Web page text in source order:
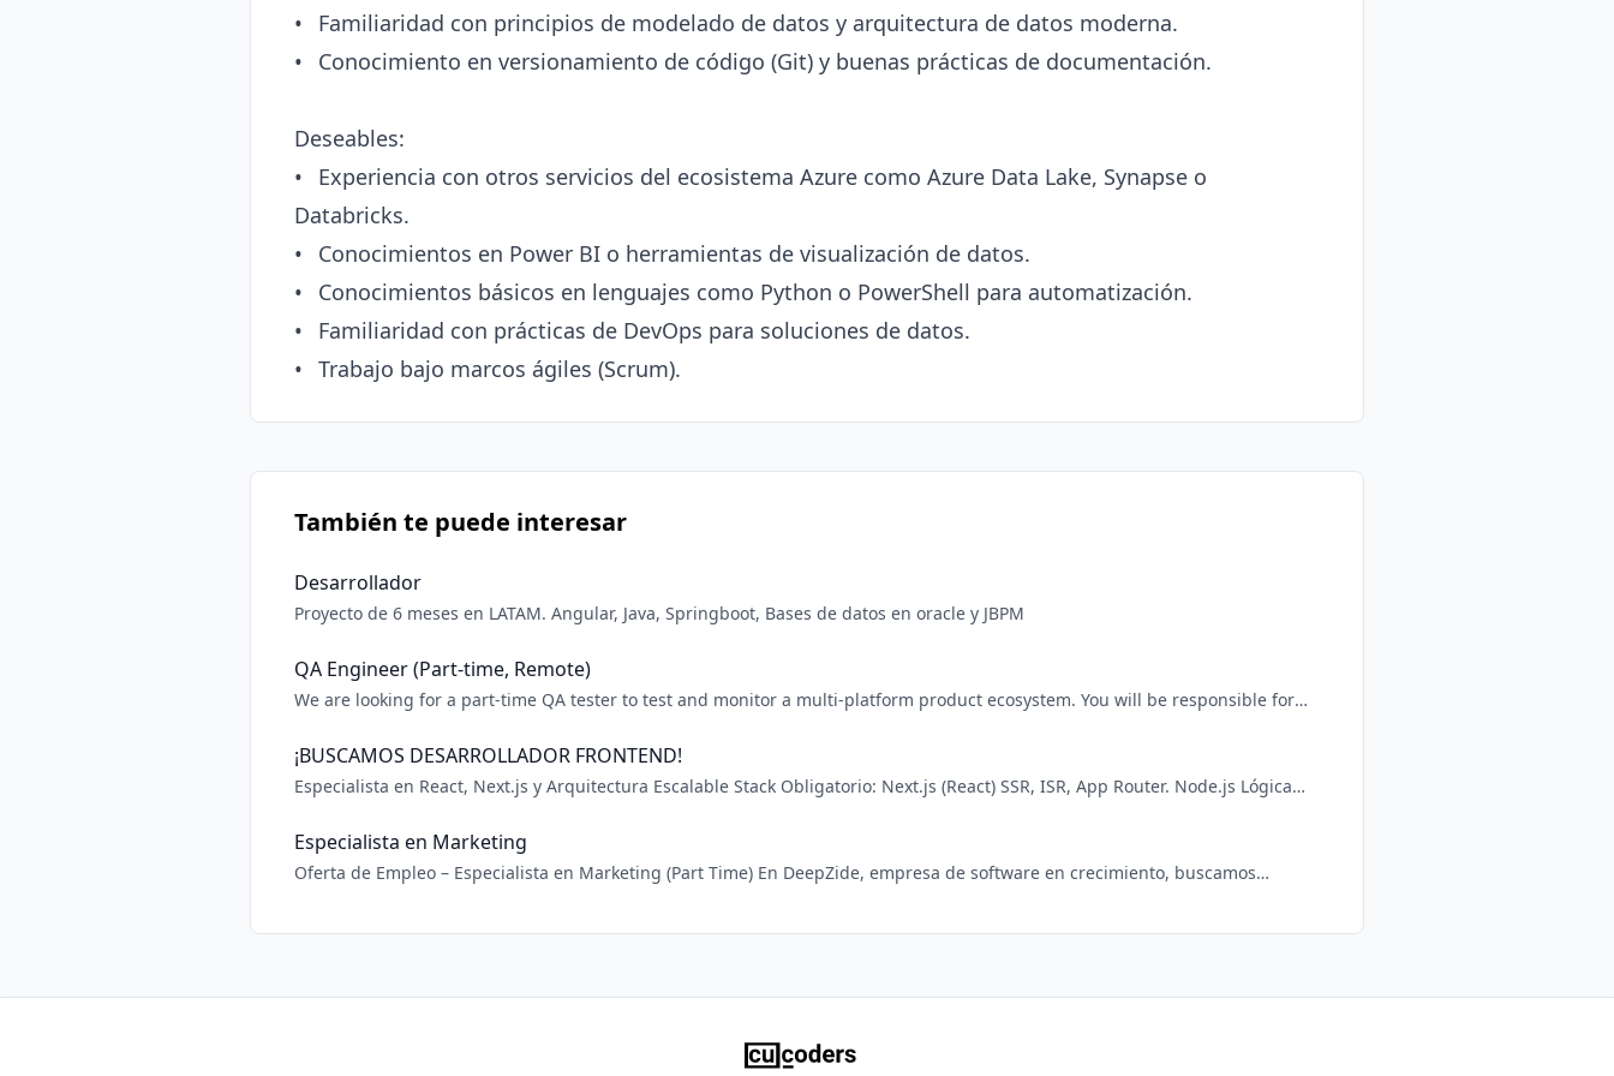
•	Familiaridad con principios de modelado de datos y arquitectura de datos moderna.
•	Conocimiento en versionamiento de código (Git) y buenas prácticas de documentación.
Deseables:
•	Experiencia con otros servicios del ecosistema Azure como Azure Data Lake, Synapse o
Databricks.
•	Conocimientos en Power BI o herramientas de visualización de datos.
•	Conocimientos básicos en lenguajes como Python o PowerShell para automatización.
•	Familiaridad con prácticas de DevOps para soluciones de datos.
También te puede interesar
Desarrollador
Proyecto de 6 meses en LATAM. Angular, Java, Springboot, Bases de datos en oracle y JBPM
QA Engineer (Part-time, Remote)
We are looking for a part-time QA tester to test and monitor a multi-platform product ecosystem. You will be responsible for
attenti
¡BUSCAMOS DESARROLLADOR FRONTEND!
Especialista en React, Next.js y Arquitectura Escalable Stack Obligatorio: Next.js (React) SSR, ISR, App Router. Node.js Lógica
Especialista en Marketing
Oferta de Empleo – Especialista en Marketing (Part Time) En DeepZide, empresa de software en crecimiento, buscamos